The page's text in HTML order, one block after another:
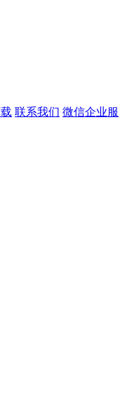
联系我们 微信企业服